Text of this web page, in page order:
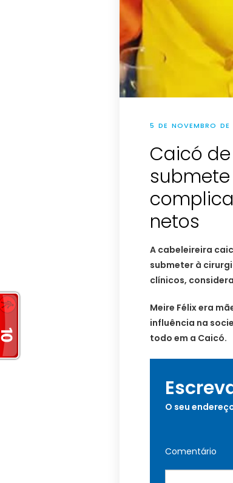
5 DE NOVEMBRO
Caicó
netos
A cabeleireira
submeter à
clínicos,
Meire Félix era
influência na
todo em a Caicó.
O seu
Comentário